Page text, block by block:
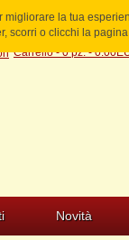
la tua
scorri o clicchi la
Carrello - 0 pz. -
Novità